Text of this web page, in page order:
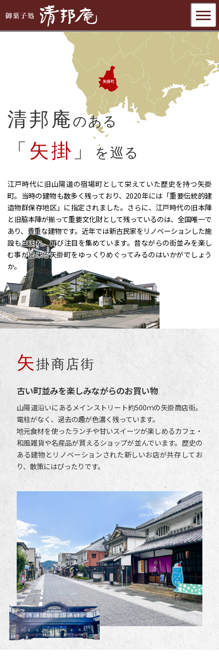
清邦庵 のある
「 矢掛 」 を巡る
江戸時代に旧山陽道の宿場町として栄えていた歴史を持つ矢掛
町。当時の建物も数多く残っており、2020年には「重要伝統的建
造物群保存地区」に指定されました。さらに、江戸時代の旧本陣
と旧脇本陣が揃って重要文化財として残っているのは、全国唯一で
あり、貴重な建物です。近年では新古民家をリノベーションした施
設も生まれ、再び注目を集めています。昔ながらの街並みを楽し
む事が出来る矢掛町をゆっくりめぐってみるのはいかがでしょう
か。
矢掛商店街
古い町並みを楽しみながらのお買い物
山陽道沿いにあるメインストリート約500ｍの矢掛商店街。
電柱がなく、過去の趣が色濃く残っています。
地元食材を使ったランチや甘いスイーツが楽しめるカフェ・
和風雑貨や名産品が買えるショップが並んでいます。歴史の
ある建物とリノベーションされた新しいお店が共存してお
り、散策にはぴったりです。